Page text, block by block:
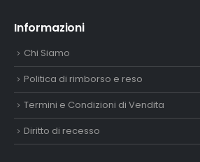
Informazioni
Chi Siamo
Politica di rimborso e reso
Termini e Condizioni di Vendita
Diritto di recesso